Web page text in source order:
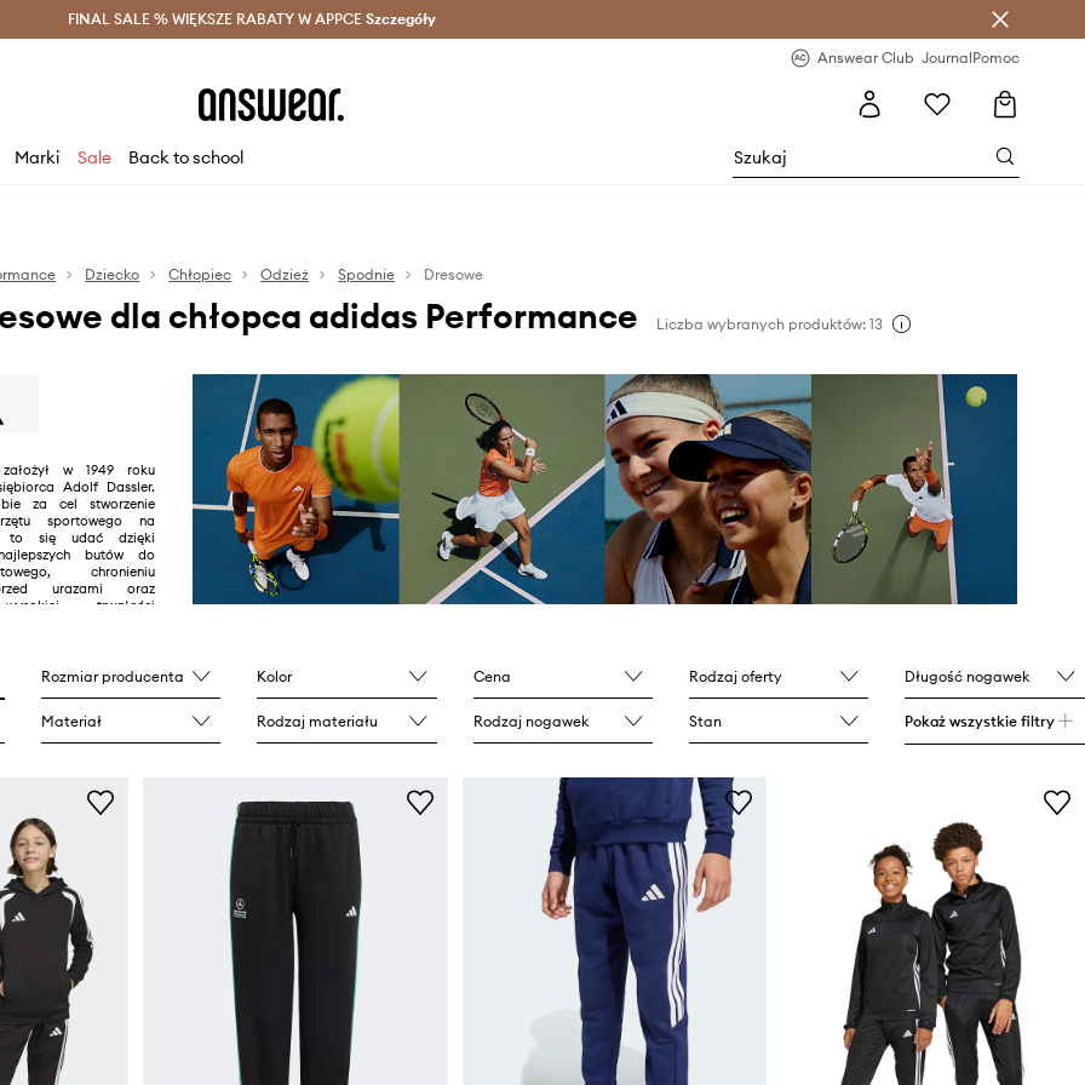
Oszczędzaj z Answear Club > Dostawa nawet w 24h >
FINAL SALE % WIĘKSZE RABATY W APPCE Szczegóły
Answear Club JournalPomoc
Marki Sale Back to school
Dziecko Chłopiec Odzież Spodnie Dresowe
dla chłopca adidas Performance Liczba wybranych produktów: 13
w 1949 roku
Adolf Dassler.
za cel stworzenie
sportowego na
to się udać dzięki
butów do
chronieniu
urazami oraz
trwałości
Rozmiar producenta Kolor Cena Rodzaj oferty Długość nogawek
Materiał Rodzaj materiału Rodzaj nogawek Stan Pokaż wszystkie filtry